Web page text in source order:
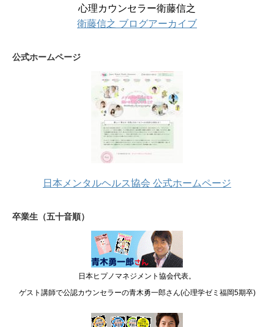
心理カウンセラー衛藤信之
衛藤信之 ブログアーカイブ
公式ホームページ
日本メンタルヘルス協会 公式ホームページ
卒業生（五十音順）
日本ヒプノマネジメント協会代表。
ゲスト講師で公認カウンセラーの青木勇一郎さん(心理学ゼミ福岡5期卒)